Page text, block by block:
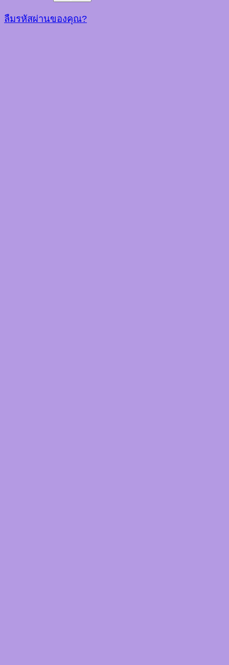
ลืมรหัสผ่านของคุณ?